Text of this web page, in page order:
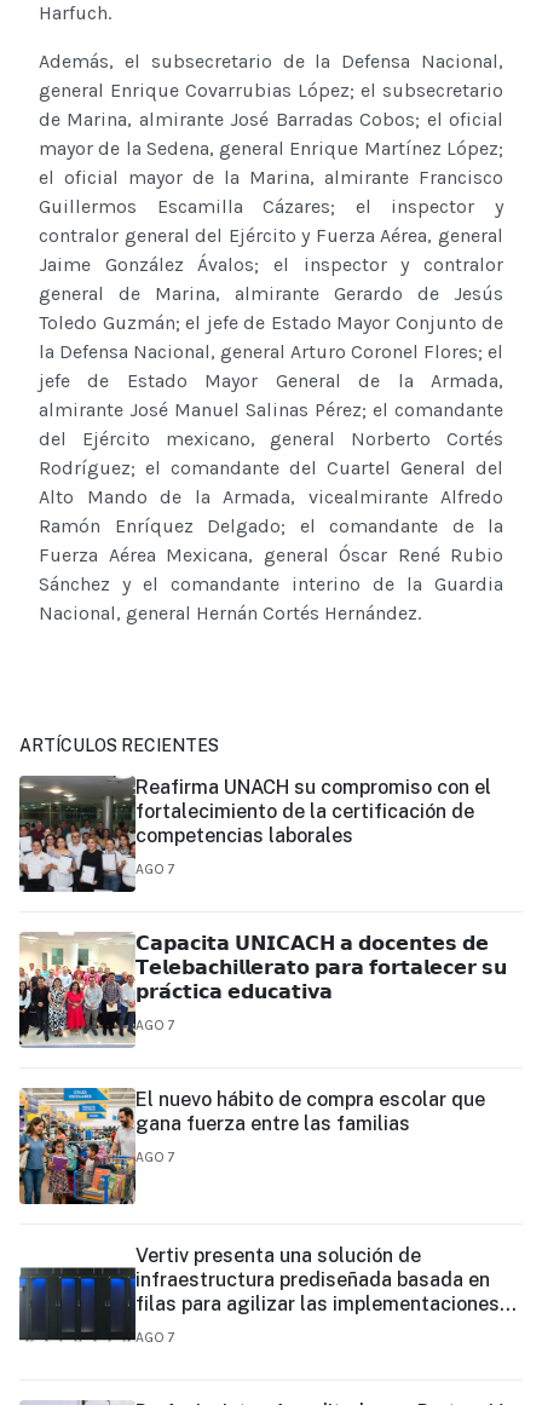
Harfuch.
Además, el subsecretario de la Defensa Nacional,
general Enrique Covarrubias López; el subsecretario
de Marina, almirante José Barradas Cobos; el oficial
mayor de la Sedena, general Enrique Martínez López;
el oficial mayor de la Marina, almirante Francisco
Guillermos Escamilla Cázares; el inspector y
contralor general del Ejército y Fuerza Aérea, general
Jaime González Ávalos; el inspector y contralor
general de Marina, almirante Gerardo de Jesús
Toledo Guzmán; el jefe de Estado Mayor Conjunto de
la Defensa Nacional, general Arturo Coronel Flores; el
jefe de Estado Mayor General de la Armada,
almirante José Manuel Salinas Pérez; el comandante
del Ejército mexicano, general Norberto Cortés
Rodríguez; el comandante del Cuartel General del
Alto Mando de la Armada, vicealmirante Alfredo
Ramón Enríquez Delgado; el comandante de la
Fuerza Aérea Mexicana, general Óscar René Rubio
Sánchez y el comandante interino de la Guardia
Nacional, general Hernán Cortés Hernández.
ARTÍCULOS RECIENTES
Reafirma UNACH su compromiso con el
fortalecimiento de la certificación de
competencias laborales
AGO 7
𝗖𝗮𝗽𝗮𝗰𝗶𝘁𝗮 𝗨𝗡𝗜𝗖𝗔𝗖𝗛 𝗮 𝗱𝗼𝗰𝗲𝗻𝘁𝗲𝘀 𝗱𝗲
𝗧𝗲𝗹𝗲𝗯𝗮𝗰𝗵𝗶𝗹𝗹𝗲𝗿𝗮𝘁𝗼 𝗽𝗮𝗿𝗮 𝗳𝗼𝗿𝘁𝗮𝗹𝗲𝗰𝗲𝗿 𝘀𝘂
𝗽𝗿𝗮́𝗰𝘁𝗶𝗰𝗮 𝗲𝗱𝘂𝗰𝗮𝘁𝗶𝘃𝗮
AGO 7
El nuevo hábito de compra escolar que
gana fuerza entre las familias
AGO 7
Vertiv presenta una solución de
infraestructura prediseñada basada en
filas para agilizar las implementaciones
de centros de datos en el borde y de IA en
AGO 7